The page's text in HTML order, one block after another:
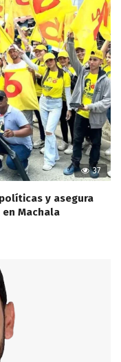
37
y asegura
Machala